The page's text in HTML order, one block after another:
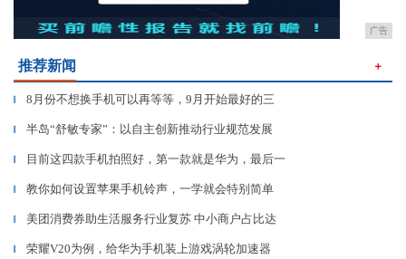
广告
推荐新闻 ＋
▎ 8月份不想换手机可以再等等，9月开始最好的三
▎ 半岛“舒敏专家”：以自主创新推动行业规范发展
▎ 目前这四款手机拍照好，第一款就是华为，最后一
▎ 教你如何设置苹果手机铃声，一学就会特别简单
▎ 美团消费券助生活服务行业复苏 中小商户占比达
▎ 荣耀V20为例，给华为手机装上游戏涡轮加速器